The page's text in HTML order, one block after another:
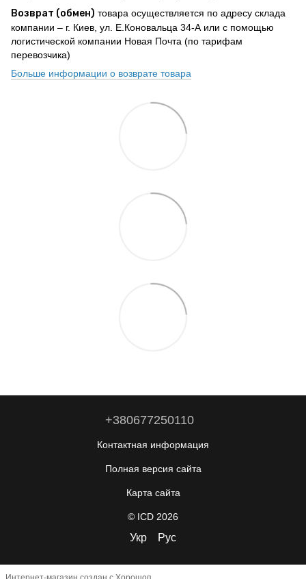
Возврат (обмен) товара осуществляется по адресу склада
компании – г. Киев, ул. Е.Коновальца 34-А или с помощью
логистической компании Новая Почта (по тарифам
перевозчика)
Больше информации о возврате товара
+380677250110
Контактная информация
Полная версия сайта
Карта сайта
© ICD 2026
Укр Рус